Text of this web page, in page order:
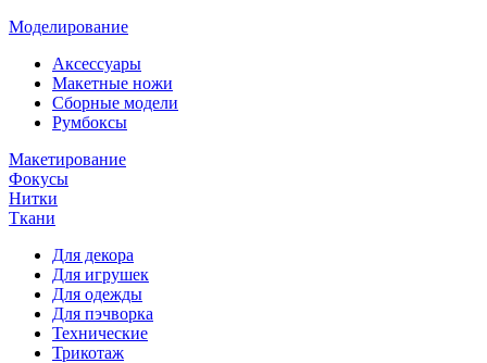
Моделирование
Аксессуары
Макетные ножи
Сборные модели
Румбоксы
Макетирование
Фокусы
Нитки
Ткани
Для декора
Для игрушек
Для одежды
Для пэчворка
Технические
Трикотаж